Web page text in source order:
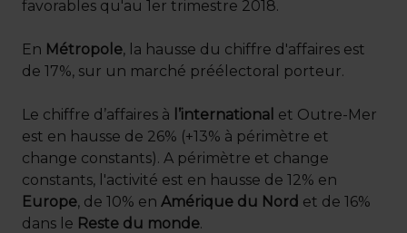
favorables qu'au 1er trimestre 2018.
En Métropole, la hausse du chiffre d'affaires est
de 17%, sur un marché préélectoral porteur.
Le chiffre d’affaires à l’international et Outre-Mer
est en hausse de 26% (+13% à périmètre et
change constants). A périmètre et change
constants, l'activité est en hausse de 12% en
Europe, de 10% en Amérique du Nord et de 16%
dans le Reste du monde.